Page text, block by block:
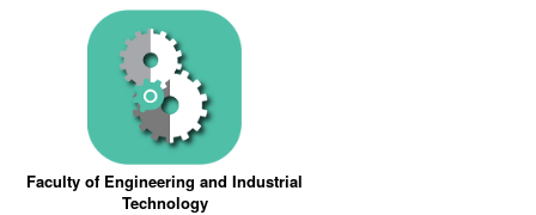
Faculty of Engineering and Industrial
Technology